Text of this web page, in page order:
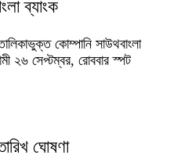
ব্যাংক
কোম্পানি সাউথবাংলা
২৬ সেপ্টম্বর, রোববার স্পট
ঘোষণা